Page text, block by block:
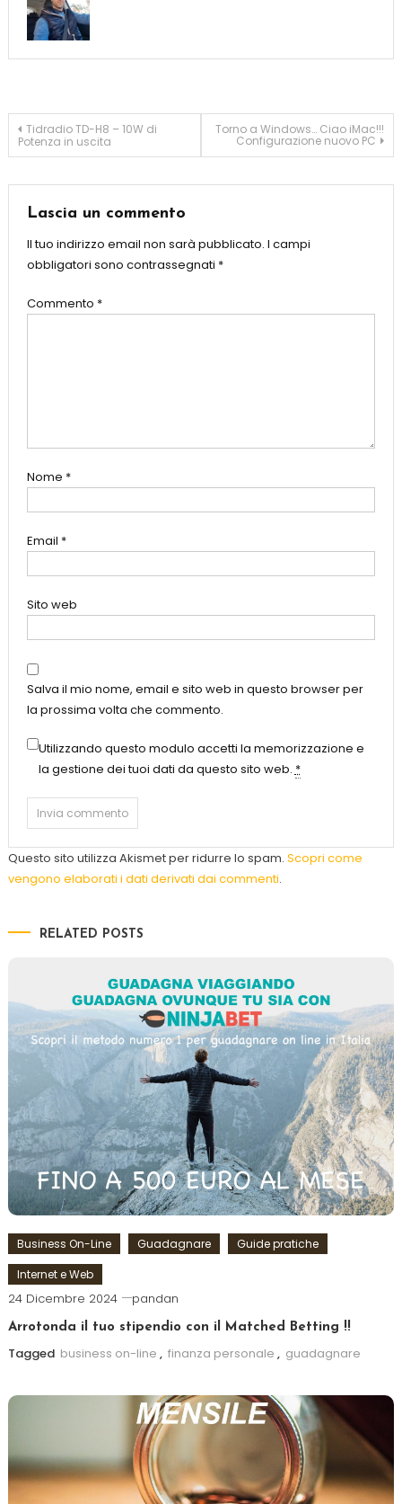
Tidradio TD-H8 – 10W di
Potenza in uscita
Torno a Windows… Ciao iMac!!!
Configurazione nuovo PC
Lascia un commento
Il tuo indirizzo email non sarà pubblicato. I campi
obbligatori sono contrassegnati *
Commento *
Nome *
Email *
Sito web
Salva il mio nome, email e sito web in questo browser per
la prossima volta che commento.
Utilizzando questo modulo accetti la memorizzazione e
la gestione dei tuoi dati da questo sito web. *
Questo sito utilizza Akismet per ridurre lo spam. Scopri come
vengono elaborati i dati derivati dai commenti.
RELATED POSTS
Business On-Line Guadagnare
Guide pratiche
Internet e Web
24 Dicembre 2024 pandan
Arrotonda il tuo stipendio con il Matched Betting !!
Tagged business on-line , finanza personale , guadagnare